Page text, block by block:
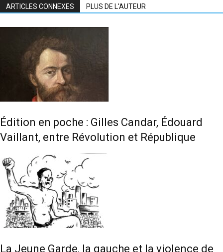
ARTICLES CONNEXES PLUS DE L'AUTEUR
Édition en poche : Gilles Candar, Édouard
Vaillant, entre Révolution et République
La Jeune Garde, la gauche et la violence de